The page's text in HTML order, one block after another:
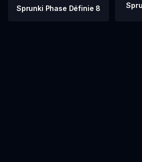
Sprunki Phase Définie 8